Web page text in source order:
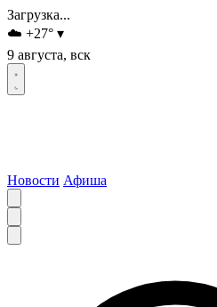
Загрузка...
☁️ +27° ▾
9 августа, вск
Новости Афиша